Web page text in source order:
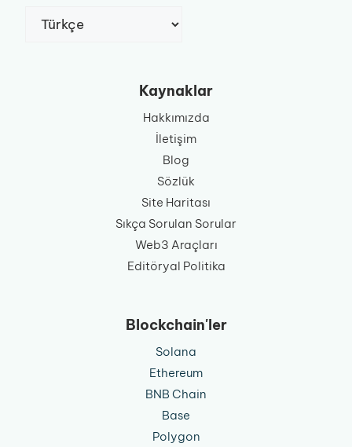
Seç
Kaynaklar
Hakkımızda
İletişim
Blog
Sözlük
Site Haritası
Sıkça Sorulan Sorular
Web3 Araçları
Editöryal Politika
Blockchain'ler
Solana
Ethereum
BNB Chain
Base
Polygon